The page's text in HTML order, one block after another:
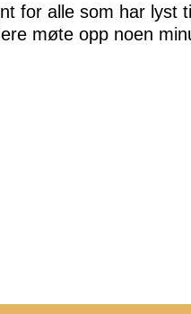
for alle som har lyst
møte opp noen